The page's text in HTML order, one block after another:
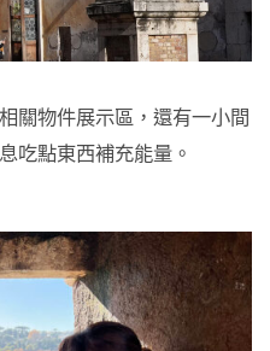
關物件展示區，還有一小間
吃點東西補充能量。